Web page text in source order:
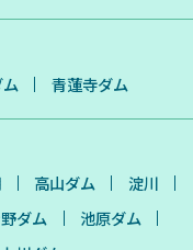
青蓮寺ダム
高山ダム
淀川
ダム
池原ダム